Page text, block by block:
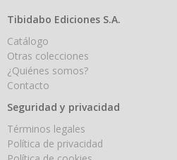
Tibidabo Ediciones S.A.
Catálogo
Otras colecciones
¿Quiénes somos?
Contacto
Seguridad y privacidad
Términos legales
Política de privacidad